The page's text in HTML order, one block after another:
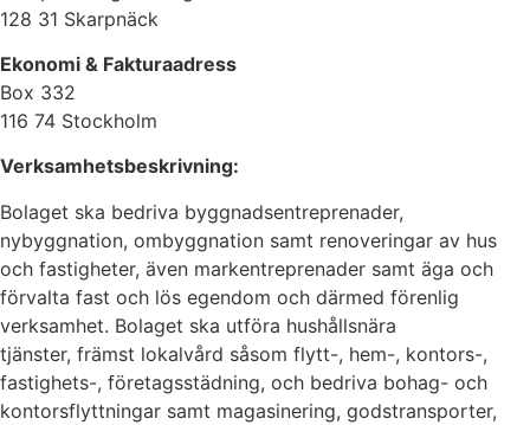
128 31 Skarpnäck
Ekonomi & Fakturaadress
Box 332
116 74 Stockholm
Verksamhetsbeskrivning:
Bolaget ska bedriva byggnadsentreprenader,
nybyggnation, ombyggnation samt renoveringar av hus
och fastigheter, även markentreprenader samt äga och
förvalta fast och lös egendom och därmed förenlig
verksamhet. Bolaget ska utföra hushållsnära
tjänster, främst lokalvård såsom flytt-, hem-, kontors-,
fastighets-, företagsstädning, och bedriva bohag- och
kontorsflyttningar samt magasinering, godstransporter,